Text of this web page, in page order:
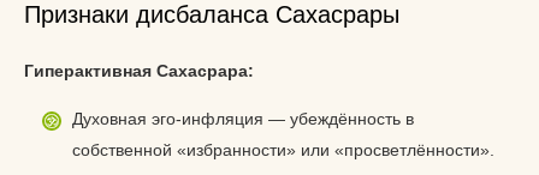
Признаки дисбаланса Сахасрары
Гиперактивная Сахасрара:
Духовная эго-инфляция — убеждённость в
собственной «избранности» или «просветлённости».